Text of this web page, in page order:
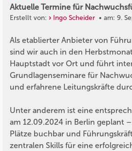
Aktuelle Termine für
Erstellt von: Ingo Scheider • am: 9.
Als etablierter Anbieter von
sind wir auch in den
Hauptstadt vor Ort und führt
Grundlagenseminare für
und erfahrene Leitungskräfte
Unter anderem ist eine
am 12.09.2024 in Berlin geplant
Plätze buchbar und
zentralen Skills für eine